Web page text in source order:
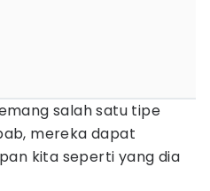
salah satu tipe
mereka dapat
kita seperti yang dia